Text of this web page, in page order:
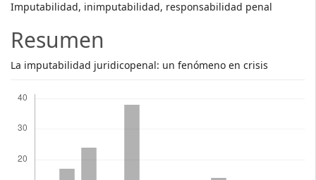
Imputabilidad, inimputabilidad, responsabilidad penal
Resumen
La imputabilidad juridicopenal: un fenómeno en crisis